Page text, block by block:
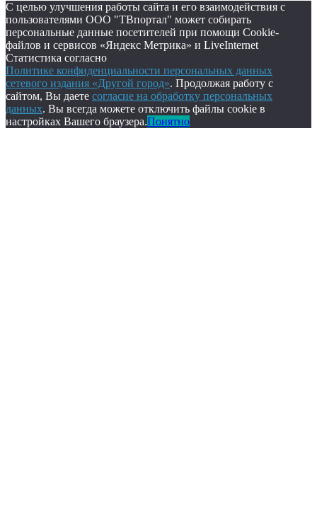
С целью улучшения работы сайта и его взаимодействия с
пользователями ООО "ТВпортал" может собирать
персональные данные посетителей при помощи Cookie-
файлов и сервисов «Яндекс Метрика» и LiveInternet
Статистика согласно
Политике конфиденциальности персональных данных
сетевого издания «Другой город». Продолжая работу с
сайтом, Вы даете согласие на обработку персональных
данных. Вы всегда можете отключить файлы cookie в
настройках Вашего браузера.Понятно